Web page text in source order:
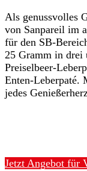
Als genussvolles
von Sanpareil im
für den SB-
25 Gramm in drei
Preiselbeer-
Enten-Leberpaté.
jedes
Jetzt Angebot für